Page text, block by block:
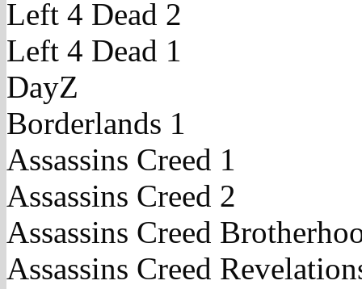
Left 4 Dead 2
Left 4 Dead 1
DayZ
Borderlands 1
Assassins Creed 1
Assassins Creed 2
Assassins Creed
Assassins Creed